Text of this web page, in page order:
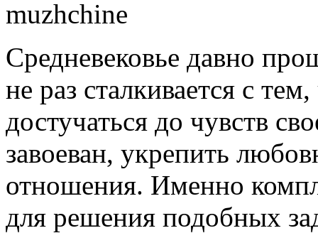
Средневековье давно
не раз сталкивается с
достучаться до чувств
завоеван, укрепить
отношения. Именно
для решения подобных